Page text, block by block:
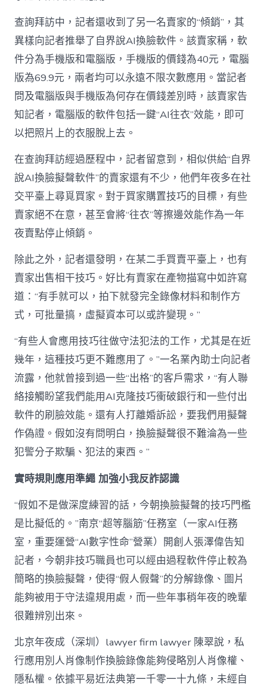
查詢拜訪中，記者還收到了另一名賣家的“傾銷”，其
異樣向記者推舉了自界說AI換臉軟件。該賣家稱，軟
件分為手機版和電腦版，手機版的價錢為40元，電腦
版為69.9元，兩者均可以永遠不限次數應用。當記者
問及電腦版與手機版為何存在價錢差別時，該賣家告
知記者，電腦版的軟件包括一鍵“AI往衣”效能，即可
以把照片上的衣服脫上去。
在查詢拜訪經過歷程中，記者留意到，相似供給“自界
說AI換臉擬聲軟件”的賣家還有不少，他們年夜多在社
交平臺上尋覓買家。對于買家購置技巧的目標，有些
賣家絕不在意，甚至會將“往衣”等擦邊效能作為一年
夜賣點停止傾銷。
除此之外，記者還發明，在某二手買賣平臺上，也有
賣家出售相干技巧。好比有賣家在產物描寫中如許寫
道：“有手就可以，拍下就發完全錄像材料和制作方
式，可批量搞，虛擬資本可以或許變現。”
“有些人會應用技巧往做守法犯法的工作，尤其是在近
幾年，這種技巧更不難應用了。”一名業內助士向記者
流露，他就曾接到過一些“出格”的客戶需求，“有人聯
絡接觸盼望我們能用AI克隆技巧衝破銀行和一些付出
軟件的刷臉效能。還有人打離婚訴訟，要我們用擬聲
作偽證。假如沒有問明白，換臉擬聲很不難淪為一些
犯警分子欺騙、犯法的東西。”
實時規則應用準繩 加強小我反詐認識
“假如不是做深度練習的話，今朝換臉擬聲的技巧門檻
是比擬低的。”南京“超等腦筋”任務室（一家AI任務
室，重要運營“AI數字性命”營業）開創人張澤偉告知
記者，今朝非技巧職員也可以經由過程軟件停止較為
簡略的換臉擬聲，使得“假人假聲”的分解錄像、圖片
能夠被用于守法違規用處，而一些年事稍年夜的晚輩
很難辨別出來。
北京年夜成（深圳）lawyer firm lawyer 陳翠說，私
行應用別人肖像制作換臉錄像能夠侵略別人肖像權、
隱私權。依據平易近法典第一千零一十九條，未經自